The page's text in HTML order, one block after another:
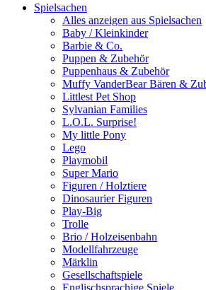
Spielsachen
Alles anzeigen aus Spielsachen
Baby / Kleinkinder
Barbie & Co.
Puppen & Zubehör
Puppenhaus & Zubehör
Muffy VanderBear Bären &
Littlest Pet Shop
Sylvanian Families
L.O.L. Surprise!
My little Pony
Lego
Playmobil
Super Mario
Figuren / Holztiere
Dinosaurier Figuren
Play-Big
Trolle
Brio / Holzeisenbahn
Modellfahrzeuge
Märklin
Gesellschaftspiele
Englischsprachige Spiele